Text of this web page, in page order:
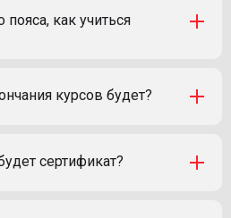
пояса, как учиться
курсов будет?
сертификат?